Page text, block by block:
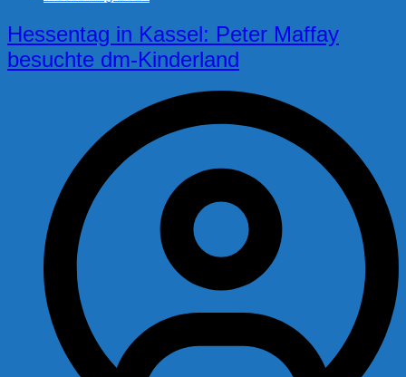
Hessentag in Kassel: Peter Maffay
besuchte dm-Kinderland